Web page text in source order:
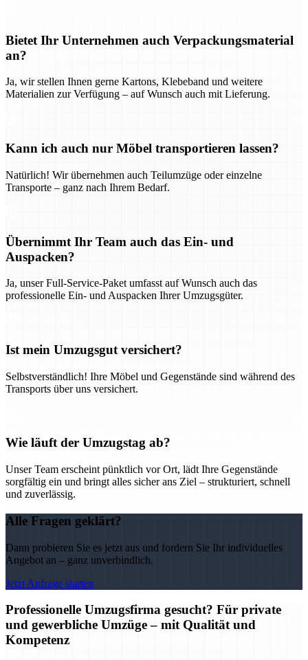
Bietet Ihr Unternehmen auch Verpackungsmaterial
an?
Ja, wir stellen Ihnen gerne Kartons, Klebeband und weitere
Materialien zur Verfügung – auf Wunsch auch mit Lieferung.
Kann ich auch nur Möbel transportieren lassen?
Natürlich! Wir übernehmen auch Teilumzüge oder einzelne
Transporte – ganz nach Ihrem Bedarf.
Übernimmt Ihr Team auch das Ein- und
Auspacken?
Ja, unser Full-Service-Paket umfasst auf Wunsch auch das
professionelle Ein- und Auspacken Ihrer Umzugsgüter.
Ist mein Umzugsgut versichert?
Selbstverständlich! Ihre Möbel und Gegenstände sind während des
Transports über uns versichert.
Wie läuft der Umzugstag ab?
Unser Team erscheint pünktlich vor Ort, lädt Ihre Gegenstände
sorgfältig ein und bringt alles sicher ans Ziel – strukturiert, schnell
und zuverlässig.
Alle Fragen geklärt?
Dann probieren Sie es jetzt aus und fordern Sie Ihr individuelles
Angebot an – ganz unverbindlich.
Jetzt Anfrage starten
Professionelle Umzugsfirma gesucht? Für private
und gewerbliche Umzüge – mit Qualität und
Kompetenz